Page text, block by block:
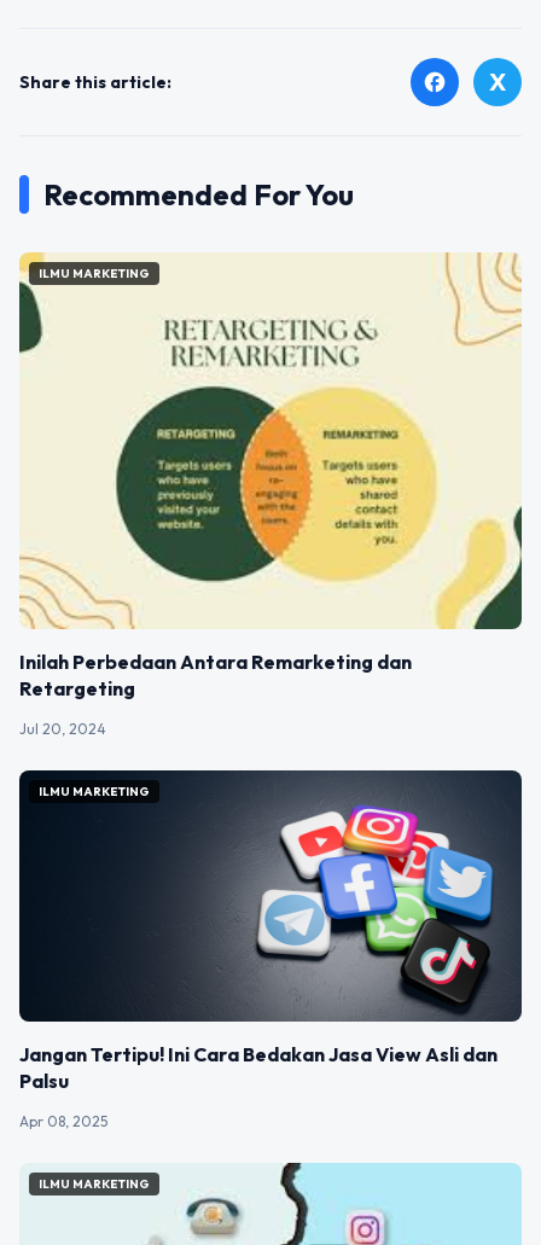
Share this article: facebook X
Recommended For You
ILMU MARKETING
Inilah Perbedaan Antara Remarketing dan
Retargeting
Jul 20, 2024
ILMU MARKETING
Jangan Tertipu! Ini Cara Bedakan Jasa View Asli dan
Palsu
Apr 08, 2025
ILMU MARKETING